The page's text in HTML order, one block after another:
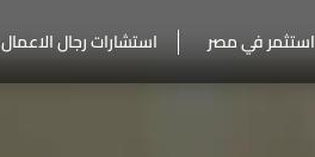
استثمر في مصر استشارات رجال الاعمال